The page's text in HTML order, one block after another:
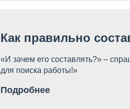
Как правильно
«И зачем его составлять?» –
для поиска работы!»
Подробнее